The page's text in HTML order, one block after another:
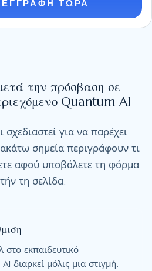
ΤΩΡΑ
την πρόσβαση σε
Quantum AI
για να παρέχει
σημεία περιγράφουν τι
αφού υποβάλετε τη φόρμα
τη σελίδα.
εκπαιδευτικό
διαρκεί μόλις μια στιγμή.